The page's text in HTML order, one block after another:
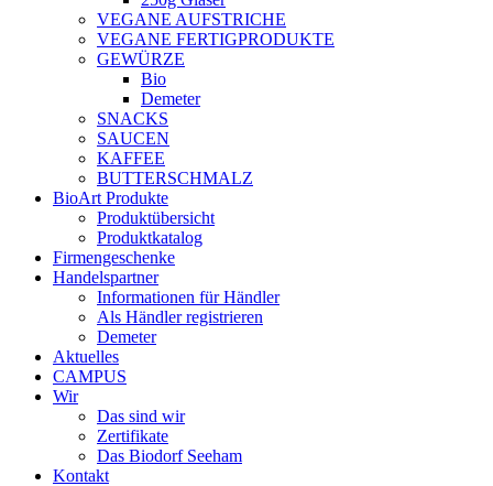
VEGANE AUFSTRICHE
VEGANE FERTIGPRODUKTE
GEWÜRZE
Bio
Demeter
SNACKS
SAUCEN
KAFFEE
BUTTERSCHMALZ
BioArt Produkte
Produktübersicht
Produktkatalog
Firmengeschenke
Handelspartner
Informationen für Händler
Als Händler registrieren
Demeter
Aktuelles
CAMPUS
Wir
Das sind wir
Zertifikate
Das Biodorf Seeham
Kontakt